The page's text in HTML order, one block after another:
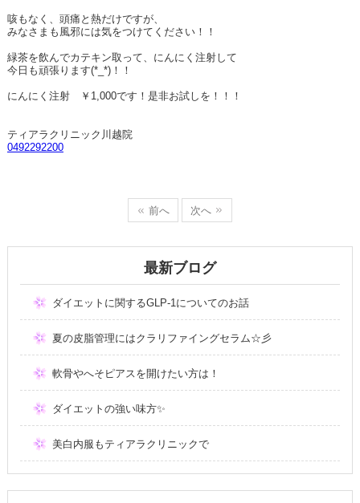
咳もなく、頭痛と熱だけですが、
みなさまも風邪には気をつけてください！！
緑茶を飲んでカテキン取って、にんにく注射して
今日も頑張ります(*_*)！！
にんにく注射 ￥1,000です！是非お試しを！！！
ティアラクリニック川越院
0492292200
前へ 次へ
最新ブログ
ダイエットに関するGLP-1についてのお話
夏の皮脂管理にはクラリファイングセラム☆彡
軟骨やへそピアスを開けたい方は！
ダイエットの強い味方✨
美白内服もティアラクリニックで